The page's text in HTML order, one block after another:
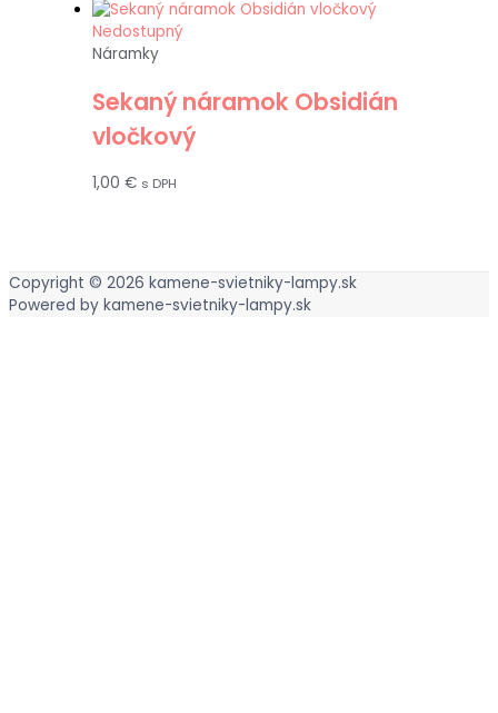
Nedostupný
Náramky
Sekaný náramok Obsidián
vločkový
1,00 € s DPH
Copyright © 2026 kamene-svietniky-lampy.sk
Powered by kamene-svietniky-lampy.sk